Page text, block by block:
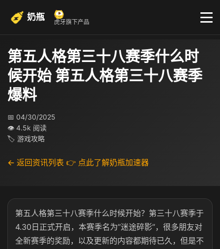
奶瓶 虎牙旗下产品
第五人格第三十八赛季什么时
候开始 第五人格第三十八赛季
爆料
📅 04/30/2025
👁 4.5k 阅读
🏷 游戏攻略
← 返回资讯列表 👉 点此了解奶瓶加速器
第五人格第三十八赛季什么时候开始？第三十八赛季于
4.30日正式开启，本赛季名为”迷途碎影”，很多朋友对
全新赛季的奖励，以及更新的内容都期待已久，但是不